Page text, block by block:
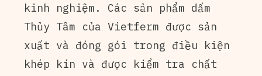
kinh nghiệm. Các sản phẩm dấm
Thủy Tâm của Vietferm được sản
xuất và đóng gói trong điều kiện
khép kín và được kiểm tra chất